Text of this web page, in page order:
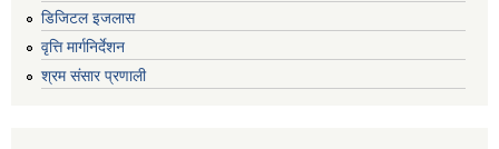
डिजिटल इजलास
वृत्ति मार्गनिर्देशन
श्रम संसार प्रणाली